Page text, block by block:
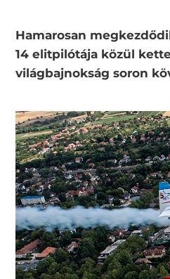
Hamarosan
14 elitpilótája közül
világbajnokság soron